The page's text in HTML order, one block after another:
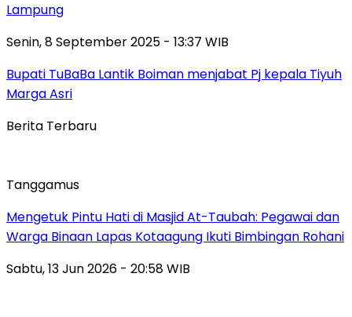
Lampung
Senin, 8 September 2025 - 13:37 WIB
Bupati TuBaBa Lantik Boiman menjabat Pj kepala Tiyuh
Marga Asri
Berita Terbaru
Tanggamus
Mengetuk Pintu Hati di Masjid At-Taubah: Pegawai dan
Warga Binaan Lapas Kotaagung Ikuti Bimbingan Rohani
Sabtu, 13 Jun 2026 - 20:58 WIB